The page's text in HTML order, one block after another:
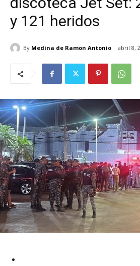
y 121 heridos
By Medina de Ramon Antonio abril 8,